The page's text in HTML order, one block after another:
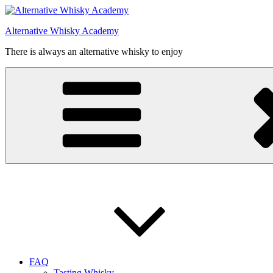
Videre
indhold
Alternative Whisky Academy
There is always an alternative whisky to enjoy
FAQ